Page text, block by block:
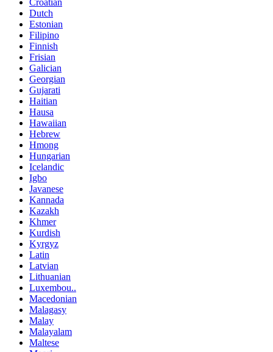
Croatian
Dutch
Estonian
Filipino
Finnish
Frisian
Galician
Georgian
Gujarati
Haitian
Hausa
Hawaiian
Hebrew
Hmong
Hungarian
Icelandic
Igbo
Javanese
Kannada
Kazakh
Khmer
Kurdish
Kyrgyz
Latin
Latvian
Lithuanian
Luxembou..
Macedonian
Malagasy
Malay
Malayalam
Maltese